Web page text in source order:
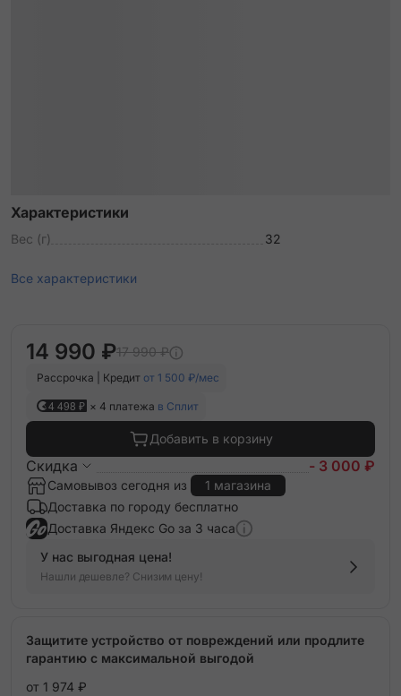
Характеристики
Вес (г) 32
Все характеристики
14 990 ₽17 990 ₽
Рассрочка | Кредит от 1 500 ₽/мес
4 498 ₽ × 4 платежа в Сплит
Добавить в корзину
Скидка - 3 000 ₽
Самовывоз сегодня из
1 магазина
Доставка по городу бесплатно
Доставка Яндекс Go за 3 часа
У нас выгодная цена!
Нашли дешевле? Снизим цену!
Защитите устройство от повреждений или продлите
гарантию с максимальной выгодой
от 1 974 ₽